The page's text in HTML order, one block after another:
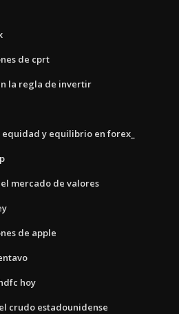
de cprt
la regla de invertir
y equilibrio en forex_
mercado de valores
de apple
hoy
crudo estadounidense